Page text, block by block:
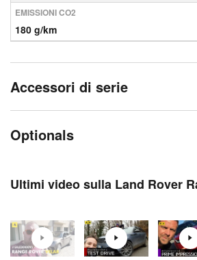
EMISSIONI CO2
180 g/km
Accessori di serie
Optionals
Ultimi video sulla Land Rover